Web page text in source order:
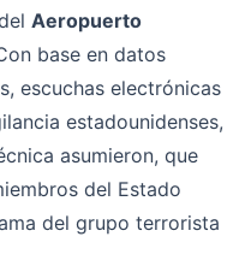
Aeropuerto
base en datos
escuchas electrónicas
estadounidenses,
asumieron, que
del Estado
del grupo terrorista